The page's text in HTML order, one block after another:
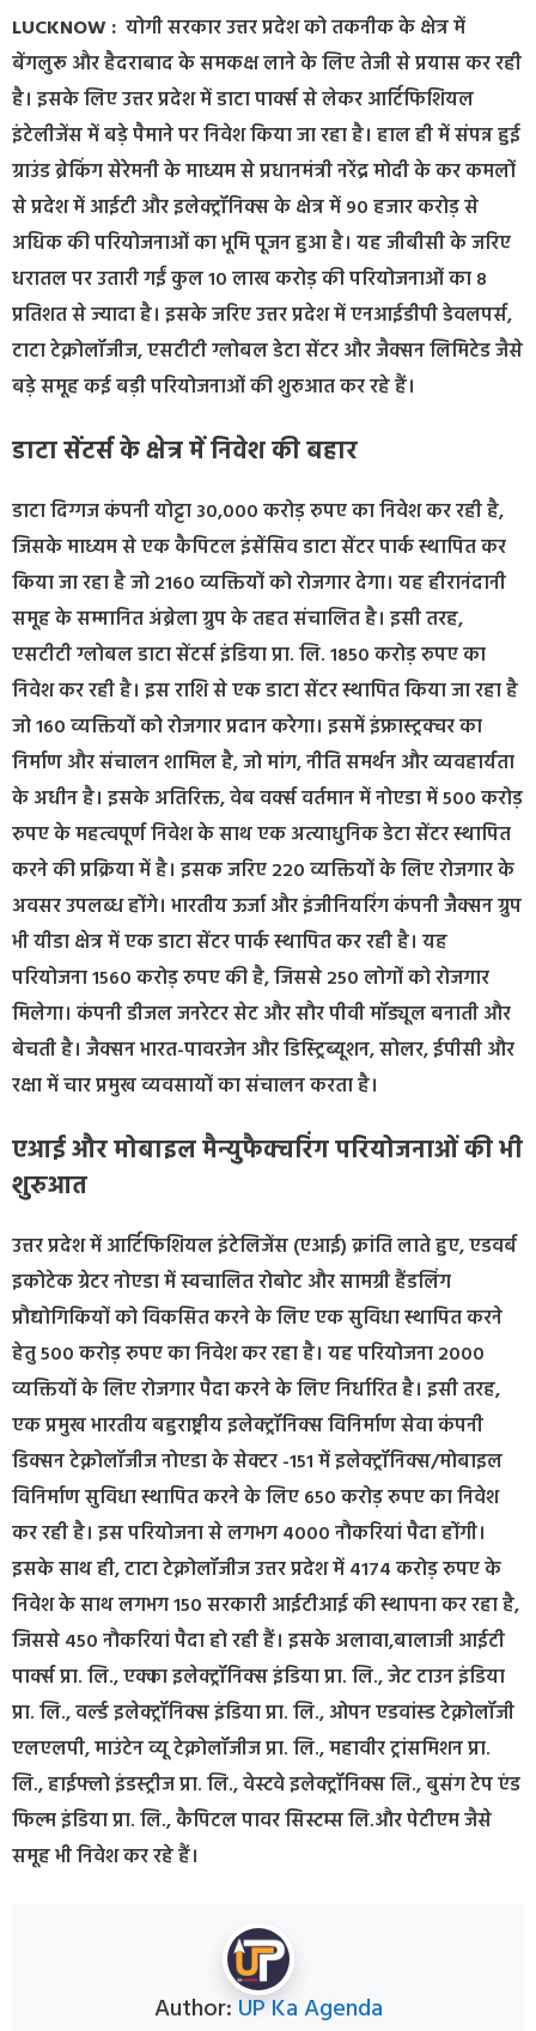
LUCKNOW : योगी सरकार उत्तर प्रदेश को तकनीक के क्षेत्र में
बेंगलुरू और हैदराबाद के समकक्ष लाने के लिए तेजी से प्रयास कर रही
है। इसके लिए उत्तर प्रदेश में डाटा पार्क्स से लेकर आर्टिफिशियल
इंटेलीजेंस में बड़े पैमाने पर निवेश किया जा रहा है। हाल ही में संपन्न हुई
ग्राउंड ब्रेकिंग सेरेमनी के माध्यम से प्रधानमंत्री नरेंद्र मोदी के कर कमलों
से प्रदेश में आईटी और इलेक्ट्रॉनिक्स के क्षेत्र में 90 हजार करोड़ से
अधिक की परियोजनाओं का भूमि पूजन हुआ है। यह जीबीसी के जरिए
धरातल पर उतारी गईं कुल 10 लाख करोड़ की परियोजनाओं का 8
प्रतिशत से ज्यादा है। इसके जरिए उत्तर प्रदेश में एनआईडीपी डेवलपर्स,
टाटा टेक्नोलॉजीज, एसटीटी ग्लोबल डेटा सेंटर और जैक्सन लिमिटेड जैसे
बड़े समूह कई बड़ी परियोजनाओं की शुरुआत कर रहे हैं।
डाटा सेंटर्स के क्षेत्र में निवेश की बहार
डाटा दिग्गज कंपनी योट्टा 30,000 करोड़ रुपए का निवेश कर रही है,
जिसके माध्यम से एक कैपिटल इंसेंसिव डाटा सेंटर पार्क स्थापित कर
किया जा रहा है जो 2160 व्यक्तियों को रोजगार देगा। यह हीरानंदानी
समूह के सम्मानित अंब्रेला ग्रुप के तहत संचालित है। इसी तरह,
एसटीटी ग्लोबल डाटा सेंटर्स इंडिया प्रा. लि. 1850 करोड़ रुपए का
निवेश कर रही है। इस राशि से एक डाटा सेंटर स्थापित किया जा रहा है
जो 160 व्यक्तियों को रोजगार प्रदान करेगा। इसमें इंफ्रास्ट्रक्चर का
निर्माण और संचालन शामिल है, जो मांग, नीति समर्थन और व्यवहार्यता
के अधीन है। इसके अतिरिक्त, वेब वर्क्स वर्तमान में नोएडा में 500 करोड़
रुपए के महत्वपूर्ण निवेश के साथ एक अत्याधुनिक डेटा सेंटर स्थापित
करने की प्रक्रिया में है। इसक जरिए 220 व्यक्तियों के लिए रोजगार के
अवसर उपलब्ध होंगे। भारतीय ऊर्जा और इंजीनियरिंग कंपनी जैक्सन ग्रुप
भी यीडा क्षेत्र में एक डाटा सेंटर पार्क स्थापित कर रही है। यह
परियोजना 1560 करोड़ रुपए की है, जिससे 250 लोगों को रोजगार
मिलेगा। कंपनी डीजल जनरेटर सेट और सौर पीवी मॉड्यूल बनाती और
बेचती है। जैक्सन भारत-पावरजेन और डिस्ट्रिब्यूशन, सोलर, ईपीसी और
रक्षा में चार प्रमुख व्यवसायों का संचालन करता है।
एआई और मोबाइल मैन्युफैक्चरिंग परियोजनाओं की भी
शुरुआत
उत्तर प्रदेश में आर्टिफिशियल इंटेलिजेंस (एआई) क्रांति लाते हुए, एडवर्ब
इकोटेक ग्रेटर नोएडा में स्वचालित रोबोट और सामग्री हैंडलिंग
प्रौद्योगिकियों को विकसित करने के लिए एक सुविधा स्थापित करने
हेतु 500 करोड़ रुपए का निवेश कर रहा है। यह परियोजना 2000
व्यक्तियों के लिए रोजगार पैदा करने के लिए निर्धारित है। इसी तरह,
एक प्रमुख भारतीय बहुराष्ट्रीय इलेक्ट्रॉनिक्स विनिर्माण सेवा कंपनी
डिक्सन टेक्नोलॉजीज नोएडा के सेक्टर -151 में इलेक्ट्रॉनिक्स/मोबाइल
विनिर्माण सुविधा स्थापित करने के लिए 650 करोड़ रुपए का निवेश
कर रही है। इस परियोजना से लगभग 4000 नौकरियां पैदा होंगी।
इसके साथ ही, टाटा टेक्नोलॉजीज उत्तर प्रदेश में 4174 करोड़ रुपए के
निवेश के साथ लगभग 150 सरकारी आईटीआई की स्थापना कर रहा है,
जिससे 450 नौकरियां पैदा हो रही हैं। इसके अलावा,बालाजी आईटी
पार्क्स प्रा. लि., एक्का इलेक्ट्रॉनिक्स इंडिया प्रा. लि., जेट टाउन इंडिया
प्रा. लि., वर्ल्ड इलेक्ट्रॉनिक्स इंडिया प्रा. लि., ओपन एडवांस्ड टेक्नोलॉजी
एलएलपी, माउंटेन व्यू टेक्नोलॉजीज प्रा. लि., महावीर ट्रांसमिशन प्रा.
लि., हाईफ्लो इंडस्ट्रीज प्रा. लि., वेस्टवे इलेक्ट्रॉनिक्स लि., बुसंग टेप एंड
फिल्म इंडिया प्रा. लि., कैपिटल पावर सिस्टम्स लि.और पेटीएम जैसे
समूह भी निवेश कर रहे हैं।
Author: UP Ka Agenda